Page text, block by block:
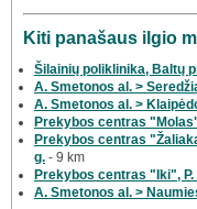
Kiti panašaus ilgio
Šilainių poliklinika, Baltų
A. Smetonos al. >
A. Smetonos al. >
Prekybos centras
Prekybos centras
g. - 9 km
Prekybos centras "Iki", P.
A. Smetonos al. >